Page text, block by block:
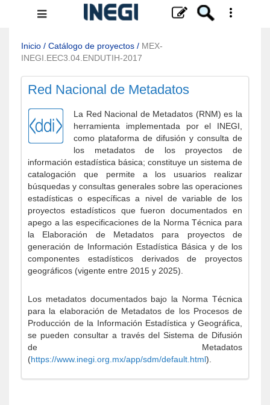
Menú
navegación
Inicio / Catálogo de proyectos / MEX-
INEGI.EEC3.04.ENDUTIH-2017
Red Nacional de Metadatos
La Red Nacional de Metadatos (RNM) es la
herramienta implementada por el INEGI,
como plataforma de difusión y consulta de
los metadatos de los proyectos de
información estadística básica; constituye un sistema de
catalogación que permite a los usuarios realizar
búsquedas y consultas generales sobre las operaciones
estadísticas o específicas a nivel de variable de los
proyectos estadísticos que fueron documentados en
apego a las especificaciones de la Norma Técnica para
la Elaboración de Metadatos para proyectos de
generación de Información Estadística Básica y de los
componentes estadísticos derivados de proyectos
geográficos (vigente entre 2015 y 2025).
Los metadatos documentados bajo la Norma Técnica
para la elaboración de Metadatos de los Procesos de
Producción de la Información Estadística y Geográfica,
se pueden consultar a través del Sistema de Difusión
de Metadatos
(https://www.inegi.org.mx/app/sdm/default.html).